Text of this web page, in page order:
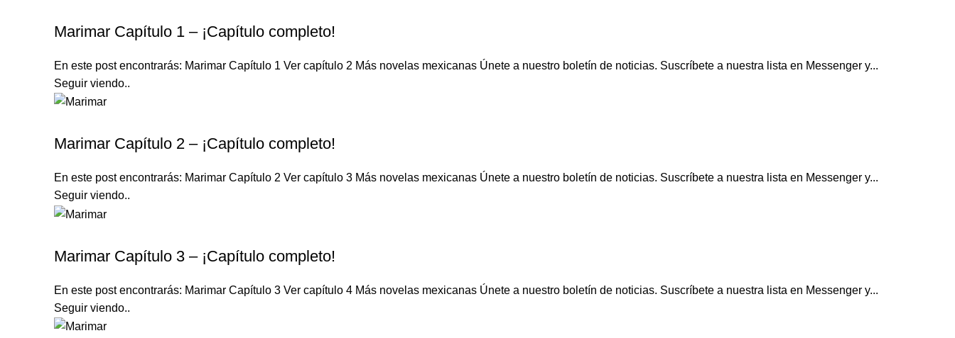
Marimar Capítulo 1 – ¡Capítulo completo!
En este post encontrarás: Marimar Capítulo 1 Ver capítulo 2 Más novelas mexicanas Únete a nuestro boletín de noticias. Suscríbete a nuestra lista en Messenger y...
Seguir viendo..
Marimar Capítulo 2 – ¡Capítulo completo!
En este post encontrarás: Marimar Capítulo 2 Ver capítulo 3 Más novelas mexicanas Únete a nuestro boletín de noticias. Suscríbete a nuestra lista en Messenger y...
Seguir viendo..
Marimar Capítulo 3 – ¡Capítulo completo!
En este post encontrarás: Marimar Capítulo 3 Ver capítulo 4 Más novelas mexicanas Únete a nuestro boletín de noticias. Suscríbete a nuestra lista en Messenger y...
Seguir viendo..